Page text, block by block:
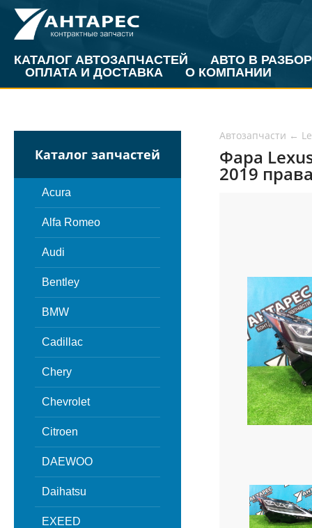
КАТАЛОГ АВТОЗАПЧАСТЕЙ
АВТО В РАЗБОР
ОПЛАТА И ДОСТАВКА
О КОМПАНИИ
Каталог запчастей
Acura
Alfa Romeo
Audi
Bentley
BMW
Cadillac
Chery
Chevrolet
Citroen
DAEWOO
Daihatsu
EXEED
Автозапчасти ←
Фара Lexus
2019